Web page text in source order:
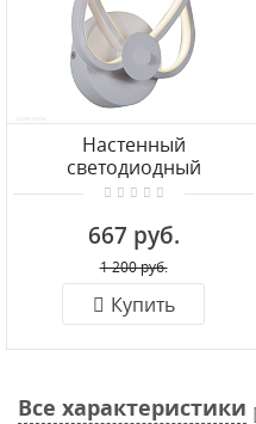
Настенный
светодиодный
светильник Omnilux
667 руб.
1 200 руб.
Купить
Все характеристики